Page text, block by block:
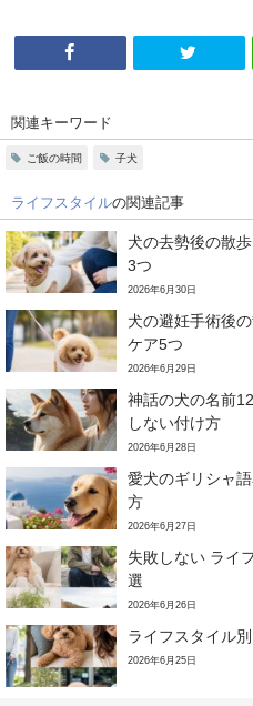
関連キーワード
ご飯の時間 子犬
ライフスタイルの関連記事
犬の去勢後の散
3つ
2026年6月30日
犬の避妊手術後
ケア5つ
2026年6月29日
神話の犬の名前
しない付け方
2026年6月28日
愛犬のギリシャ
方
2026年6月27日
失敗しない ライ
選
2026年6月26日
ライフスタイル
2026年6月25日